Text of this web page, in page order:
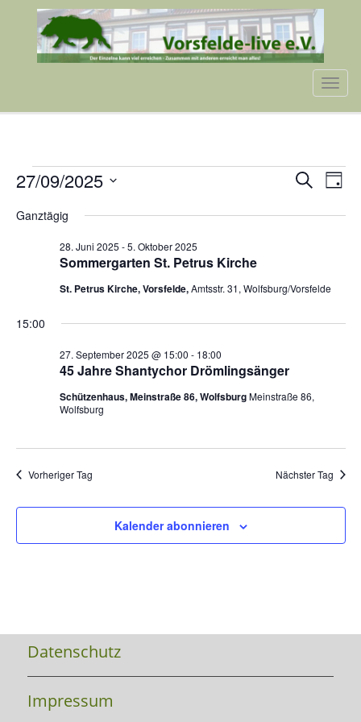
VERANSTALTUNGEN
FÜR
SEPTEMBER
SucheTag
27/09/2025
wählen.
Ganztägig
Sommergarten St. Petrus Kirche
28. Juni 2025 -5. Oktober 2025
St. Petrus Kirche, Vorsfelde,Amtsstr. 31, Wolfsburg/Vorsfelde
15:00
45 Jahre Shantychor Drömlingsänger
27. September 2025 @ 15:00 - 18:00
Schützenhaus, Meinstraße 86, WolfsburgMeinstraße 86,
Wolfsburg
Vorheriger Tag Nächster Tag
Kalender abonnieren
Datenschutz
Impressum